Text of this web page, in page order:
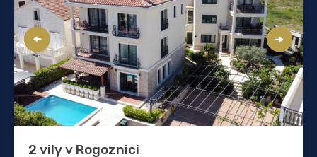
2 vily v Rogoznici